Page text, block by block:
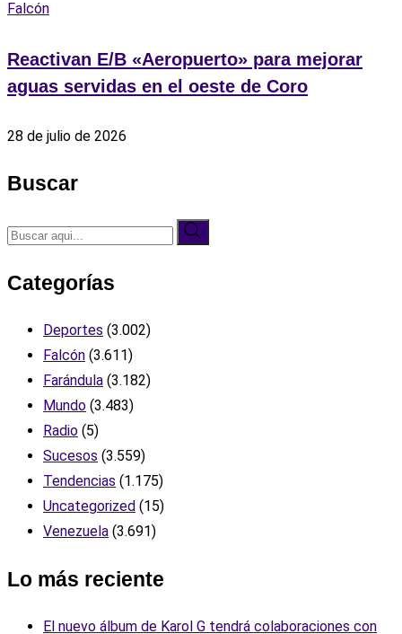
Falcón
Reactivan E/B «Aeropuerto» para mejorar
aguas servidas en el oeste de Coro
28 de julio de 2026
Buscar
Categorías
Deportes (3.002)
Falcón (3.611)
Farándula (3.182)
Mundo (3.483)
Radio (5)
Sucesos (3.559)
Tendencias (1.175)
Uncategorized (15)
Venezuela (3.691)
Lo más reciente
El nuevo álbum de Karol G tendrá colaboraciones con